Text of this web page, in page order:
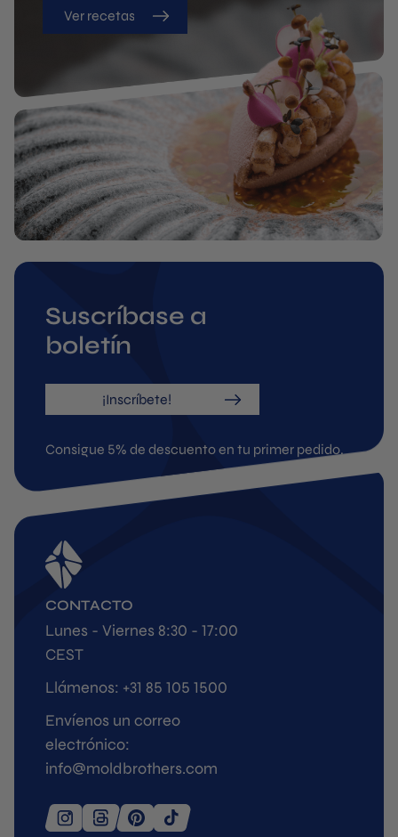
Ver recetas
Suscríbase a
boletín
¡Inscríbete!
Consigue 5% de descuento en tu primer pedido.
CONTACTO
Lunes - Viernes 8:30 - 17:00
CEST
Llámenos: +31 85 105 1500
Envíenos un correo
electrónico:
info@moldbrothers.com